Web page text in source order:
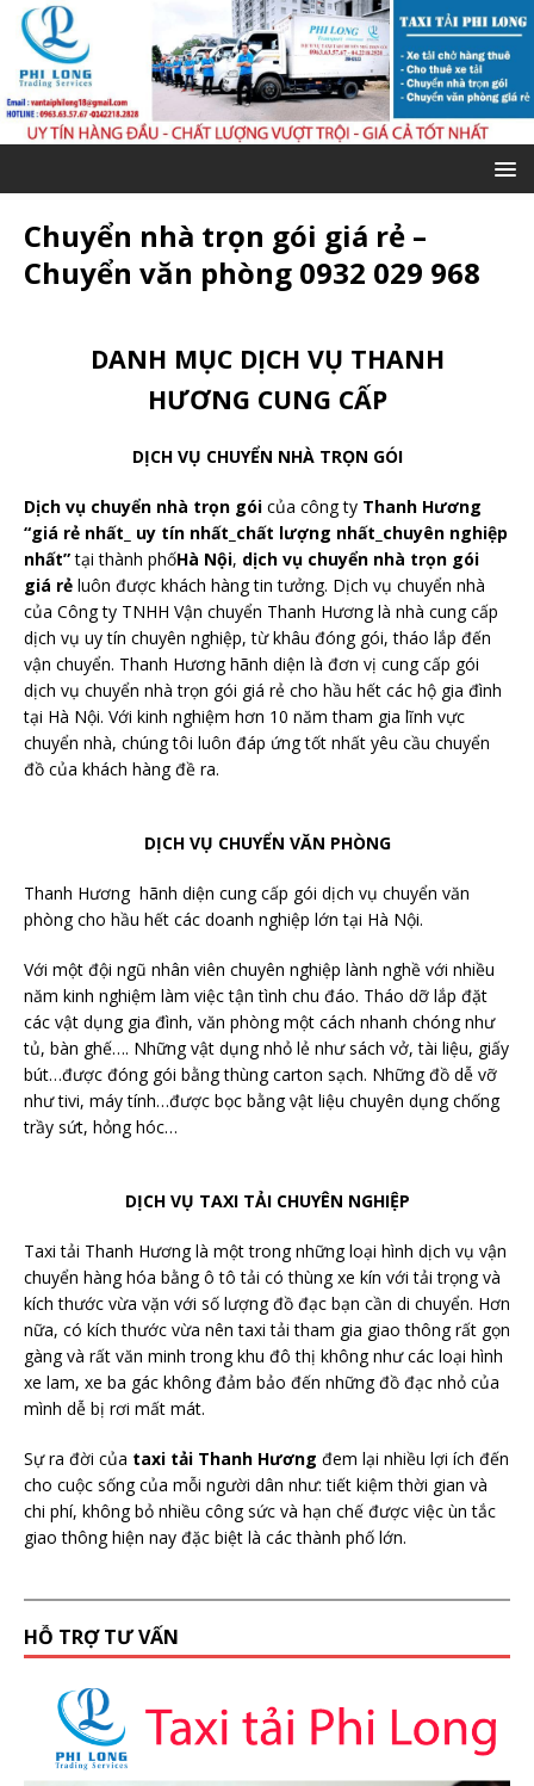
Chuyển nhà trọn gói giá rẻ –
Chuyển văn phòng 0932 029 968
DANH MỤC DỊCH VỤ THANH
HƯƠNG CUNG CẤP
DỊCH VỤ CHUYỂN NHÀ TRỌN GÓI
Dịch vụ chuyển nhà trọn gói của công ty Thanh Hương
“giá rẻ nhất_ uy tín nhất_chất lượng nhất_chuyên nghiệp
nhất”tại thành phốHà Nội, dịch vụ chuyển nhà trọn gói
giá rẻ luôn được khách hàng tin tưởng. Dịch vụ chuyển nhà
của Công ty TNHH Vận chuyển Thanh Hương là nhà cung cấp
dịch vụ uy tín chuyên nghiệp, từ khâu đóng gói, tháo lắp đến
vận chuyển. Thanh Hương hãnh diện là đơn vị cung cấp gói
dịch vụ chuyển nhà trọn gói giá rẻ cho hầu hết các hộ gia đình
tại Hà Nội. Với kinh nghiệm hơn 10 năm tham gia lĩnh vực
chuyển nhà, chúng tôi luôn đáp ứng tốt nhất yêu cầu chuyển
đồ của khách hàng đề ra.
DỊCH VỤ CHUYỂN VĂN PHÒNG
Thanh Hương hãnh diện cung cấp gói dịch vụ chuyển văn
phòng cho hầu hết các doanh nghiệp lớn tại Hà Nội.
Với một đội ngũ nhân viên chuyên nghiệp lành nghề với nhiều
năm kinh nghiệm làm việc tận tình chu đáo. Tháo dỡ lắp đặt
các vật dụng gia đình, văn phòng một cách nhanh chóng như
tủ, bàn ghế…. Những vật dụng nhỏ lẻ như sách vở, tài liệu, giấy
bút…được đóng gói bằng thùng carton sạch. Những đồ dễ vỡ
như tivi, máy tính…được bọc bằng vật liệu chuyên dụng chống
trầy sứt, hỏng hóc…
DỊCH VỤ TAXI TẢI CHUYÊN NGHIỆP
Taxi tải Thanh Hương là một trong những loại hình dịch vụ vận
chuyển hàng hóa bằng ô tô tải có thùng xe kín với tải trọng và
kích thước vừa vặn với số lượng đồ đạc bạn cần di chuyển. Hơn
nữa, có kích thước vừa nên taxi tải tham gia giao thông rất gọn
gàng và rất văn minh trong khu đô thị không như các loại hình
xe lam, xe ba gác không đảm bảo đến những đồ đạc nhỏ của
mình dễ bị rơi mất mát.
Sự ra đời của taxi tải Thanh Hương đem lại nhiều lợi ích đến
cho cuộc sống của mỗi người dân như: tiết kiệm thời gian và
chi phí, không bỏ nhiều công sức và hạn chế được việc ùn tắc
giao thông hiện nay đặc biệt là các thành phố lớn.
HỖ TRỢ TƯ VẤN